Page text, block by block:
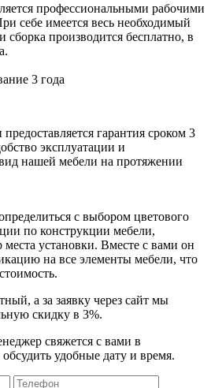
профессиональными рабочими
себе имеется весь необходимый
производится бесплатно, в
гарантия сроком 3
эксплуатации и
нашей мебели на протяжении
с выбором цветового
по конструкции мебели,
места установки. Вместе с вами он
на все элементы мебели, что
, а за заявку через сайт мы
скидку в 3%.
свяжется с вами в
удобные дату и время.